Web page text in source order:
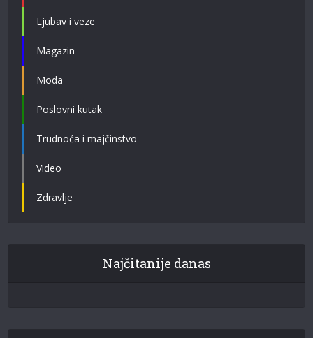
Ljubav i veze
Magazin
Moda
Poslovni kutak
Trudnoća i majčinstvo
Video
Zdravlje
Najčitanije danas